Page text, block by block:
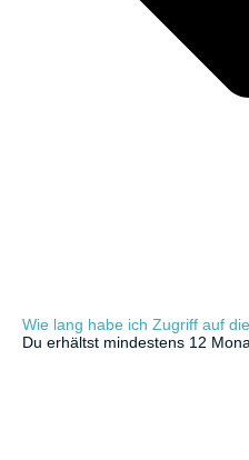
Wie lang habe ich Zugriff auf
Du erhältst mindestens 12